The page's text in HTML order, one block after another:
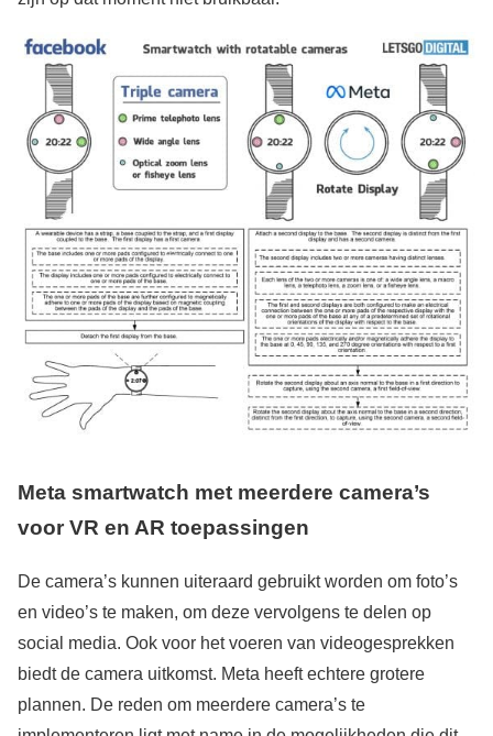
Meta smartwatch met meerdere camera’s
voor VR en AR toepassingen
De camera’s kunnen uiteraard gebruikt worden om foto’s
en video’s te maken, om deze vervolgens te delen op
social media. Ook voor het voeren van videogesprekken
biedt de camera uitkomst. Meta heeft echtere grotere
plannen. De reden om meerdere camera’s te